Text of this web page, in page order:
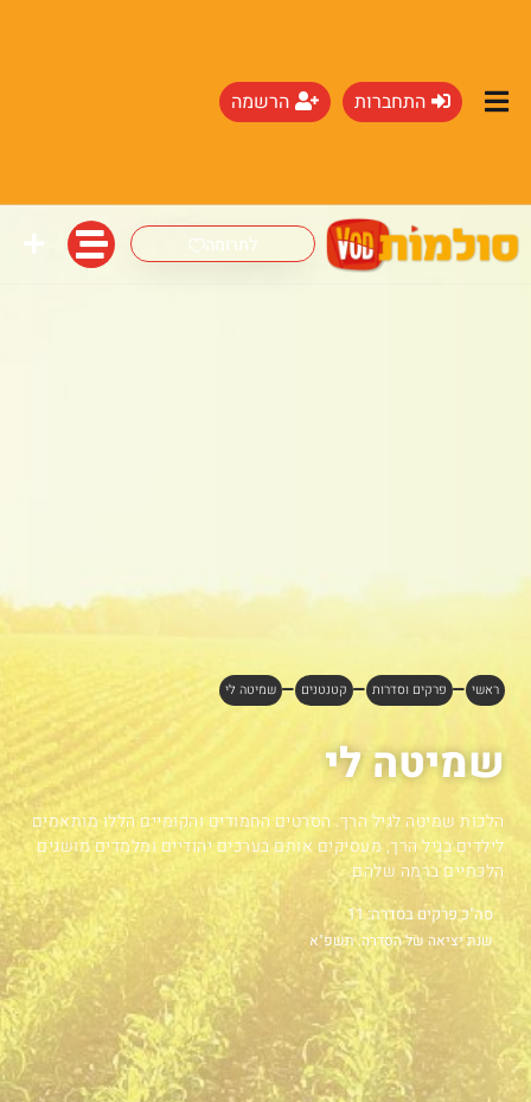
התחברות הרשמה
לתרומה
ראשי פרקים וסדרות קטנטנים שמיטה לי
שמיטה לי
הלכות שמיטה לגיל הרך. הסרטים החמודים והקומיים הללו מותאמים
לילדים בגיל הרך, מעסיקים אותם בערכים יהודיים ומלמדים מושגים
הלכתיים ברמה שלהם.
סה"כ פרקים בסדרה: 11
שנת יציאה של הסדרה: תשפ"א